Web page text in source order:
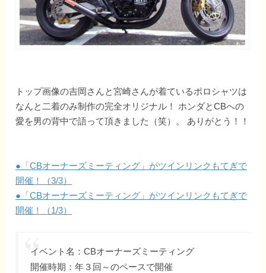
トップ画像の吉岡さんと宮崎さんが着ているポロシャツは
なんと二着のみ制作の完全オリジナル！ ホンダとCBへの
愛を男の背中で語って頂きました（笑）。 ありがとう！！
●「CBオーナーズミーティング」がツインリンクもてぎで
開催！（3/3）
●「CBオーナーズミーティング」がツインリンクもてぎで
開催！（1/3）
イベント名：CBオーナーズミーティング
開催時期：年３回～のペースで開催